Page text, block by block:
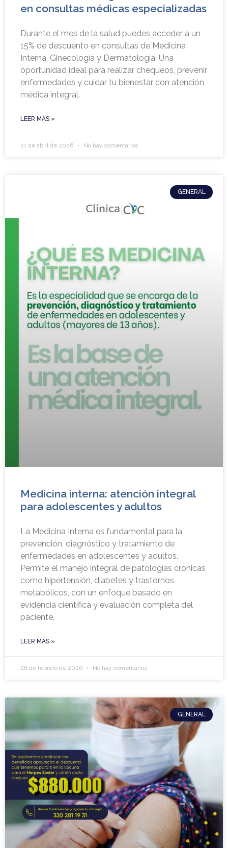
en consultas médicas especializadas
Durante el mes de la salud puedes acceder a un
15% de descuento en consultas de Medicina
Interna, Ginecología y Dermatología. Una
oportunidad ideal para realizar chequeos, prevenir
enfermedades y cuidar tu bienestar con atención
médica integral.
LEER MÁS »
21 de abril de 2026 No hay comentarios
GENERAL
Medicina interna: atención integral
para adolescentes y adultos
La Medicina Interna es fundamental para la
prevención, diagnóstico y tratamiento de
enfermedades en adolescentes y adultos.
Permite el manejo integral de patologías crónicas
como hipertensión, diabetes y trastornos
metabólicos, con un enfoque basado en
evidencia científica y evaluación completa del
paciente.
LEER MÁS »
28 de febrero de 2026 No hay comentarios
GENERAL